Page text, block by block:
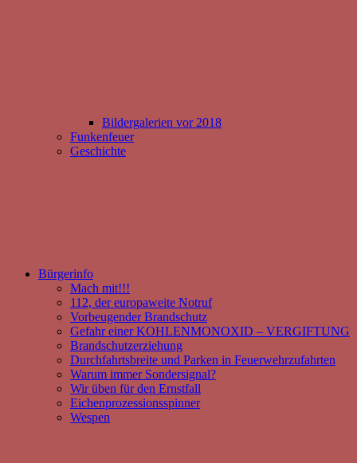
Bildergalerien vor 2018
Funkenfeuer
Geschichte
Bürgerinfo
Mach mit!!!
112, der europaweite Notruf
Vorbeugender Brandschutz
Gefahr einer KOHLENMONOXID – VERGIFTUNG
Brandschutzerziehung
Durchfahrtsbreite und Parken in Feuerwehrzufahrten
Warum immer Sondersignal?
Wir üben für den Ernstfall
Eichenprozessionsspinner
Wespen